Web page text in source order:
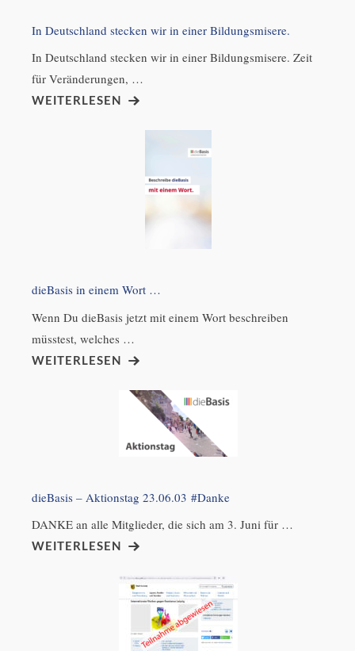
In Deutschland stecken wir in einer Bildungsmisere.
In Deutschland stecken wir in einer Bildungsmisere. Zeit
für Veränderungen, …
WEITERLESEN
dieBasis in einem Wort …
Wenn Du dieBasis jetzt mit einem Wort beschreiben
müsstest, welches …
WEITERLESEN
dieBasis – Aktionstag 23.06.03 #Danke
DANKE an alle Mitglieder, die sich am 3. Juni für …
WEITERLESEN